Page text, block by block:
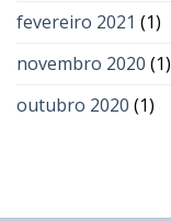
fevereiro 2021 (1)
novembro 2020 (1)
outubro 2020 (1)